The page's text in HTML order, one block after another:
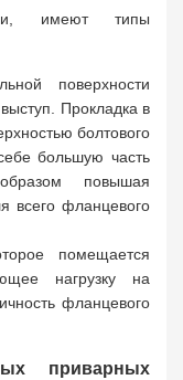
имеют типы
поверхности
Прокладка в
болтового
большую часть
повышая
всего фланцевого
помещается
нагрузку на
фланцевого
приварных